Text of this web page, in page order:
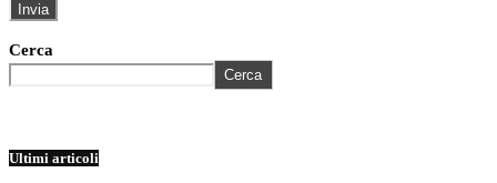
Cerca
Cerca
Ultimi articoli